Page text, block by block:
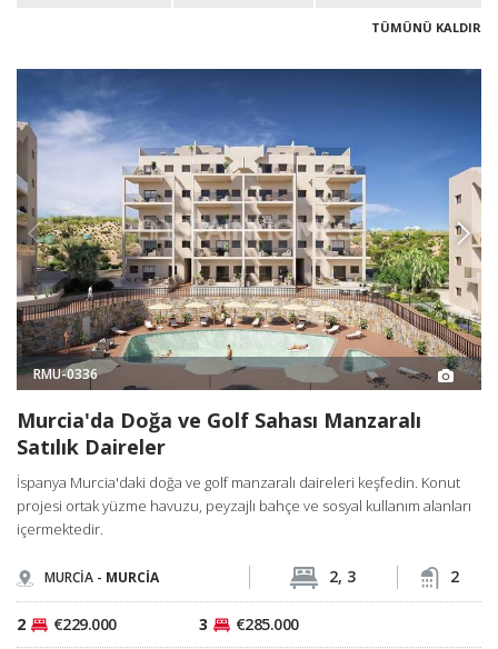
TÜMÜNÜ KALDIR
RMU-0336
Murcia'da Doğa ve Golf Sahası Manzaralı
Satılık Daireler
İspanya Murcia'daki doğa ve golf manzaralı daireleri keşfedin. Konut
projesi ortak yüzme havuzu, peyzajlı bahçe ve sosyal kullanım alanları
içermektedir.
MURCİA - MURCİA 2, 3 2
2 €229.000 3 €285.000